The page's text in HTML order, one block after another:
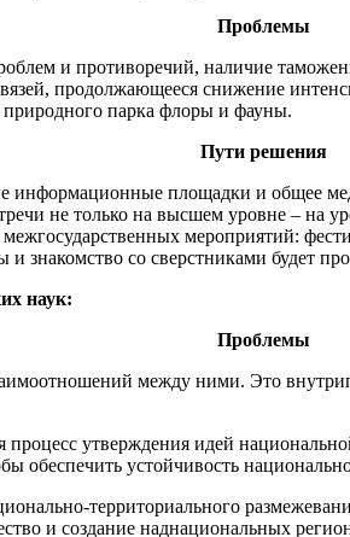
Проблемы
и противоречий, наличие
продолжающееся снижение
парка флоры и фауны.
Пути решения
информационные площадки и общее
не только на высшем уровне – на
мероприятий:
знакомство со сверстниками будет
наук:
Проблемы
между ними. Это
утверждения идей
обеспечить устойчивость
территориального
и создание наднациональных